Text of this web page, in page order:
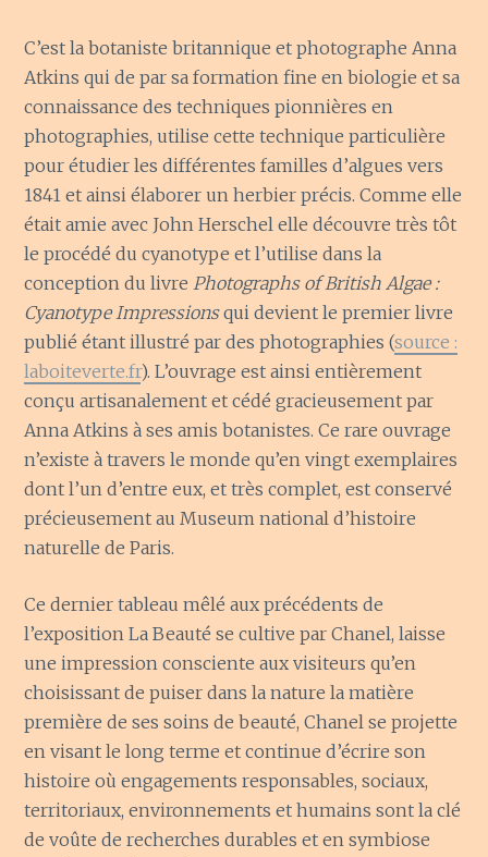
C’est la botaniste britannique et photographe Anna
Atkins qui de par sa formation fine en biologie et sa
connaissance des techniques pionnières en
photographies, utilise cette technique particulière
pour étudier les différentes familles d’algues vers
1841 et ainsi élaborer un herbier précis. Comme elle
était amie avec John Herschel elle découvre très tôt
le procédé du cyanotype et l’utilise dans la
conception du livre Photographs of British Algae :
Cyanotype Impressionsqui devient le premier livre
publié étant illustré par des photographies (source :
laboiteverte.fr). L’ouvrage est ainsi entièrement
conçu artisanalement et cédé gracieusement par
Anna Atkins à ses amis botanistes. Ce rare ouvrage
n’existe à travers le monde qu’en vingt exemplaires
dont l’un d’entre eux, et très complet, est conservé
précieusement au Museum national d’histoire
naturelle de Paris.
Ce dernier tableau mêlé aux précédents de
l’exposition La Beauté se cultive par Chanel, laisse
une impression consciente aux visiteurs qu’en
choisissant de puiser dans la nature la matière
première de ses soins de beauté, Chanel se projette
en visant le long terme et continue d’écrire son
histoire où engagements responsables, sociaux,
territoriaux, environnements et humains sont la clé
de voûte de recherches durables et en symbiose